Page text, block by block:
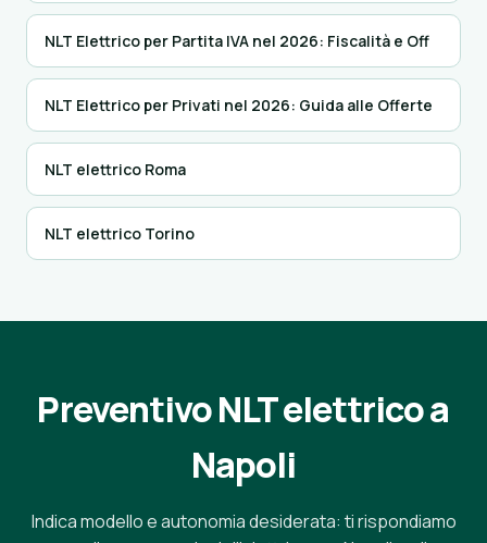
NLT Elettrico per Partita IVA nel 2026: Fiscalità e Off
NLT Elettrico per Privati nel 2026: Guida alle Offerte
NLT elettrico Roma
NLT elettrico Torino
Preventivo NLT elettrico a
Napoli
Indica modello e autonomia desiderata: ti rispondiamo